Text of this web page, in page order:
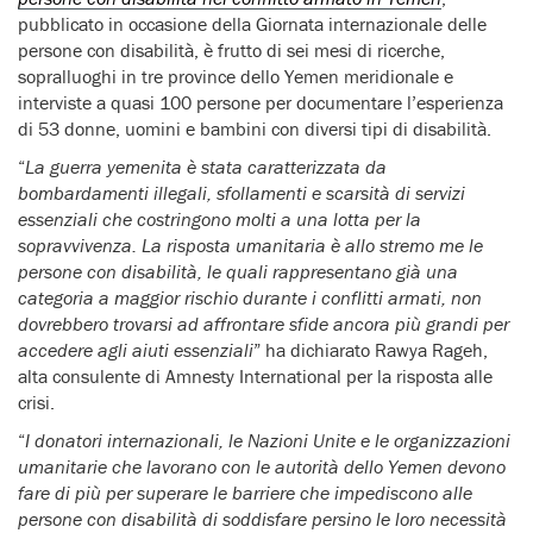
pubblicato in occasione della Giornata internazionale delle
persone con disabilità, è frutto di sei mesi di ricerche,
sopralluoghi in tre province dello Yemen meridionale e
interviste a quasi 100 persone per documentare l’esperienza
di 53 donne, uomini e bambini con diversi tipi di disabilità.
“La guerra yemenita è stata caratterizzata da
bombardamenti illegali, sfollamenti e scarsità di servizi
essenziali che costringono molti a una lotta per la
sopravvivenza. La risposta umanitaria è allo stremo me le
persone con disabilità, le quali rappresentano già una
categoria a maggior rischio durante i conflitti armati, non
dovrebbero trovarsi ad affrontare sfide ancora più grandi per
accedere agli aiuti essenziali” ha dichiarato Rawya Rageh,
alta consulente di Amnesty International per la risposta alle
crisi.
“I donatori internazionali, le Nazioni Unite e le organizzazioni
umanitarie che lavorano con le autorità dello Yemen devono
fare di più per superare le barriere che impediscono alle
persone con disabilità di soddisfare persino le loro necessità